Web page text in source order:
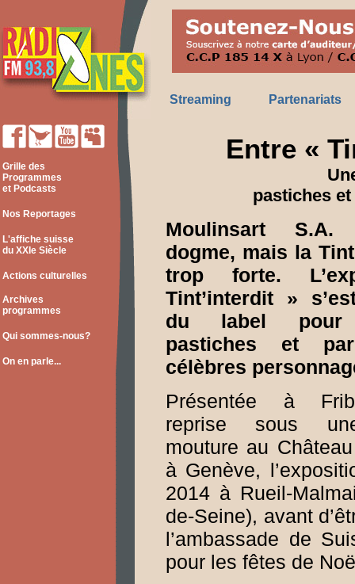
Streaming Partenariats
Grille des
Programmes
et Podcasts
Nos Reportages
L'affiche suisse
du XXIe Siècle
Actions culturelles
Archives
programmes
Qui sommes-nous?
On en parle...
Entre «
pastiches
Moulinsart
dogme, mais la
trop forte.
Tint’interdit »
du label pour
pastiches et
célèbres
Présentée à
reprise sous
mouture au
à Genève,
2014 à Rueil-
de-Seine), avant
l’ambassade de
pour les fêtes de